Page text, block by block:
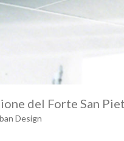
del Forte San
Design